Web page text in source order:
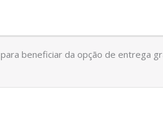
para beneficiar da opção de entrega